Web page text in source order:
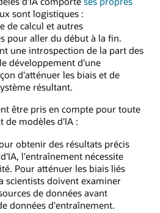
sont logistiques :
de calcul et autres
pour aller du début à la fin.
une introspection de la part des
développement d'une
d'atténuer les biais et de
résultant.
être pris en compte pour toute
de modèles d'IA :
obtenir des résultats précis
l'entraînement nécessite
Pour atténuer les biais liés
scientists doivent examiner
de données avant
données d'entraînement.